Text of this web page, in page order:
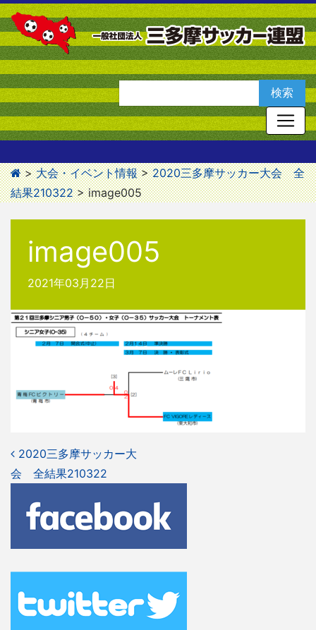
>大会・イベント情報>2020三多摩サッカー大会 全
結果210322>image005
image005
2021年03月22日
投
稿
ナ
ビ
ゲ
ー
シ
2020三多摩サッカー大
会 全結果210322